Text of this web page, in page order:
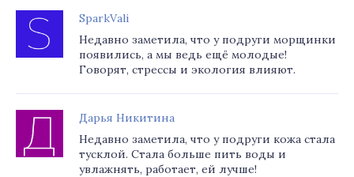
SparkVali
Недавно заметила, что у подруги морщинки
появились, а мы ведь ещё молодые!
Говорят, стрессы и экология влияют.
Дарья Никитина
Недавно заметила, что у подруги кожа стала
тусклой. Стала больше пить воды и
увлажнять, работает, ей лучше!